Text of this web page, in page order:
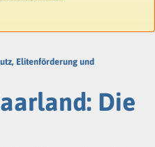
Elitenförderung und
Die